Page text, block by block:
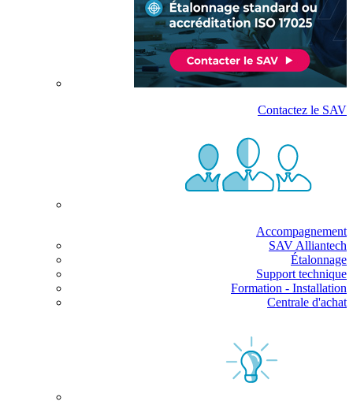
Contactez le SAV
Accompagnement
SAV Alliantech
Étalonnage
Support technique
Formation - Installation
Centrale d'achat